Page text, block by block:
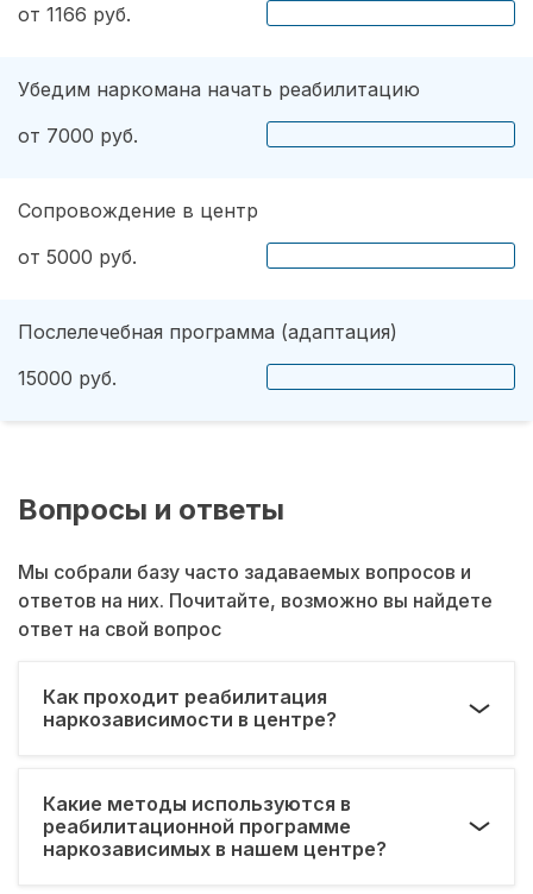
от 1166 руб.
Убедим наркомана начать реабилитацию
от 7000 руб.
Сопровождение в центр
от 5000 руб.
Послелечебная программа (адаптация)
15000 руб.
Вопросы и ответы
Мы собрали базу часто задаваемых вопросов и
ответов на них. Почитайте, возможно вы найдете
ответ на свой вопрос
Как проходит реабилитация
наркозависимости в центре?
Какие методы используются в
реабилитационной программе
наркозависимых в нашем центре?